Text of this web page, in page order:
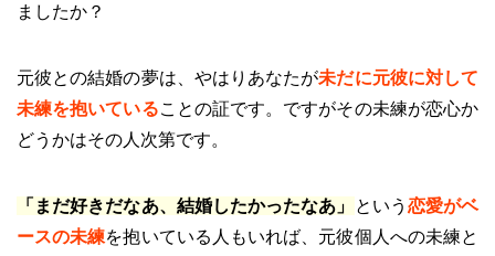
ましたか？
元彼との結婚の夢は、やはりあなたが未だに元彼に対して
未練を抱いていることの証です。ですがその未練が恋心か
どうかはその人次第です。
「まだ好きだなあ、結婚したかったなあ」 という 恋愛がベ
ースの未練を抱いている人もいれば、元彼個人への未練と